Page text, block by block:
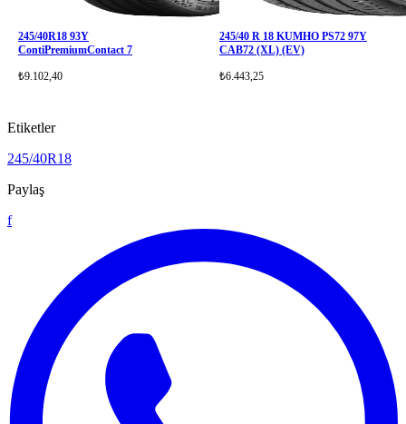
245/40R18 93Y
ContiPremiumContact 7
₺9.102,40
245/40 R 18 KUMHO PS72 97Y
CAB72 (XL) (EV)
₺6.443,25
Etiketler
245/40R18
Paylaş
f